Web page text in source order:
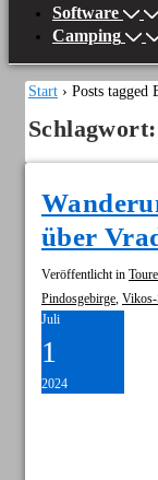
Software
Camping
Start › Posts tagged
Schlagwort:
über
Veröffentlicht in
Pindosgebirge,
Juli
1
2024